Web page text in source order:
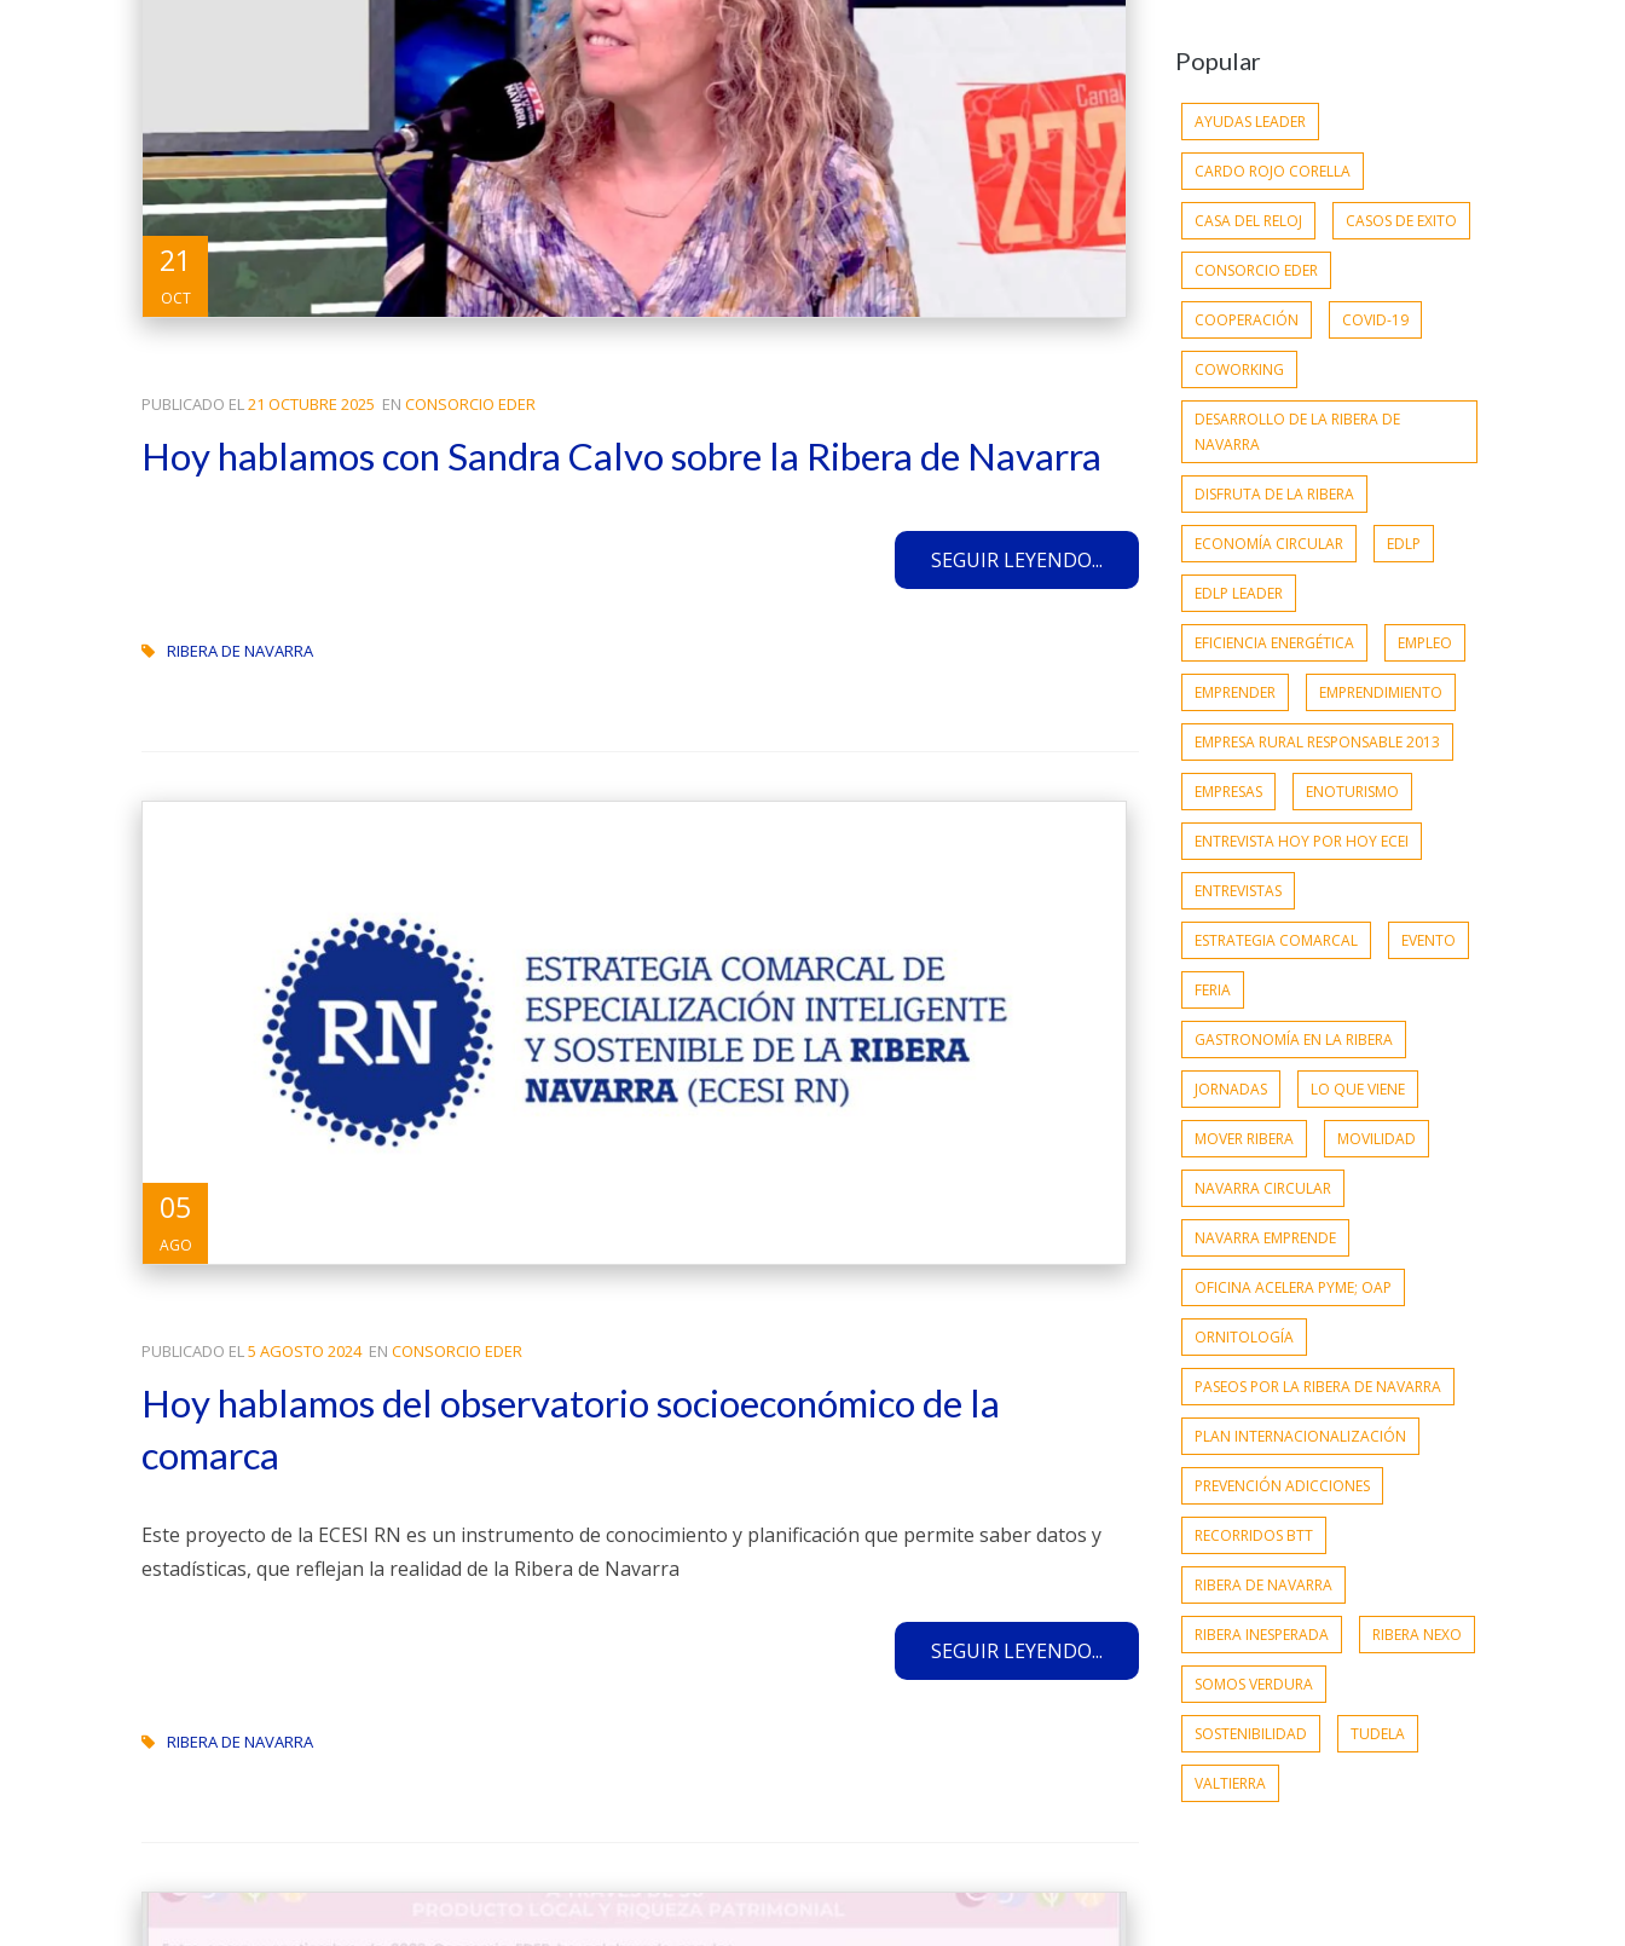
21
OCT
PUBLICADO EL21 OCTUBRE 2025 EN CONSORCIO EDER
Hoy hablamos con Sandra Calvo sobre la Ribera de Navarra
SEGUIR LEYENDO...
RIBERA DE NAVARRA
05
AGO
PUBLICADO EL5 AGOSTO 2024 EN CONSORCIO EDER
Hoy hablamos del observatorio socioeconómico de la
comarca
Este proyecto de la ECESI RN es un instrumento de conocimiento y planificación que permite saber datos y
estadísticas, que reflejan la realidad de la Ribera de Navarra
SEGUIR LEYENDO...
RIBERA DE NAVARRA
Popular
AYUDAS LEADER
CARDO ROJO CORELLA
CASA DEL RELOJ CASOS DE EXITO
CONSORCIO EDER
COOPERACIÓN COVID-19
COWORKING
DESARROLLO DE LA RIBERA DE
NAVARRA
DISFRUTA DE LA RIBERA
ECONOMÍA CIRCULAR EDLP
EDLP LEADER
EFICIENCIA ENERGÉTICA EMPLEO
EMPRENDER EMPRENDIMIENTO
EMPRESA RURAL RESPONSABLE 2013
EMPRESAS ENOTURISMO
ENTREVISTA HOY POR HOY ECEI
ENTREVISTAS
ESTRATEGIA COMARCAL EVENTO
FERIA
GASTRONOMÍA EN LA RIBERA
JORNADAS LO QUE VIENE
MOVER RIBERA MOVILIDAD
NAVARRA CIRCULAR
NAVARRA EMPRENDE
OFICINA ACELERA PYME; OAP
ORNITOLOGÍA
PASEOS POR LA RIBERA DE NAVARRA
PLAN INTERNACIONALIZACIÓN
PREVENCIÓN ADICCIONES
RECORRIDOS BTT
RIBERA DE NAVARRA
RIBERA INESPERADA RIBERA NEXO
SOMOS VERDURA
SOSTENIBILIDAD TUDELA
VALTIERRA